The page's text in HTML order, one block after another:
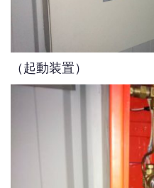
（起動装置）